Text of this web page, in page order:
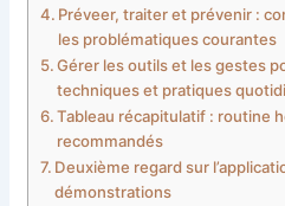
Préveer, traiter et prévenir :
les problématiques courantes
Gérer les outils et les gestes
techniques et pratiques
Tableau récapitulatif : routine
recommandés
Deuxième regard sur
démonstrations